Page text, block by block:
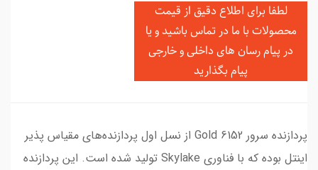
لطفا برای اطلاع دقیق از قیمت
محصولات با ما در تماس باشید و یا
در پیام رسان های داخلی و خارجی
پیام بگذارید
پردازنده سرور Gold 6152 از نسل اول پردازنده‌های مقیاس پذیر
اینتل بوده که با فناوری Skylake تولید شده است. این پردازنده